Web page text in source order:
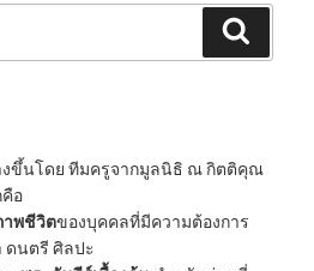
งขึ้นโดย ทีมครูจากมูลนิธิ ณ กิตติคุณ
อ
พชีวิตของบุคคลที่มีความต้องการ
ดนตรี ศิลปะ